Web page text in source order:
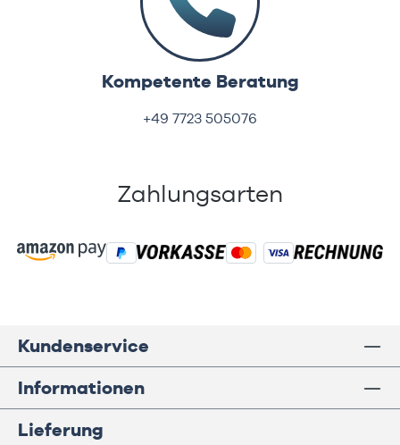
Kompetente Beratung
+49 7723 505076
Zahlungsarten
Kundenservice
Informationen
Lieferung